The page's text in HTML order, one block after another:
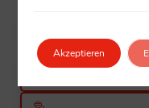
Akzeptieren